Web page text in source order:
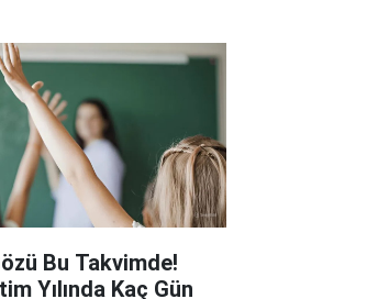
Bu Takvimde!
Yılında Kaç Gün